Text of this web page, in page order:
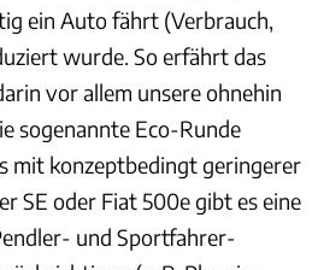
ein Auto fährt (Verbrauch,
wurde. So erfährt das
vor allem unsere ohnehin
sogenannte Eco-Runde
mit konzeptbedingt geringerer
SE oder Fiat 500e gibt es eine
und Sportfahrer-